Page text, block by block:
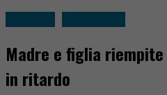
Madre e figlia
in ritardo